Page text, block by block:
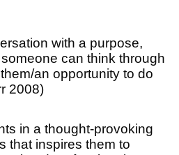
with a purpose,
can think through
an opportunity to do
2008)
in a thought-provoking
that inspires them to